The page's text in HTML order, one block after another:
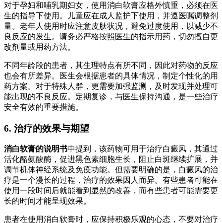
对于孕妇和哺乳期妇女，使用消白软膏应格外慎重，必须在医
生的指导下使用。儿童应在成人监护下使用，并遵医嘱调整剂
量。老年人使用时应注意皮肤状况，避免过度使用，以减少不
良反应的发生。请务必严格按照医生的指示用药，切勿擅自更
改剂量或用药方法。
不同年龄段的患者，其生理特点有所不同，因此对药物的反应
也会有所差异。医生会根据患者的具体情况，制定个性化的用
药方案。对于特殊人群，更需要加强监测，及时发现并处理可
能出现的不良反应。定期复诊，与医生保持沟通，是一些治疗
安全有效的重要措施。
6. 治疗的效果与期望
消白软膏的说明书中提到，该药物可用于治疗白癜风，其通过
活化酪氨酸酶，促进黑色素细胞生长，阻止白斑继续扩展，并
调节机体神经系统及免疫功能。但需要明确的是，白癜风的治
疗是一个漫长的过程，治疗的效果因人而异。有些患者可能在
使用一段时间后就能看到显然的改善，而有些患者可能需要更
长的时间才能呈现效果。
患者在使用消白软膏时，应保持积极乐观的心态，不要对治疗